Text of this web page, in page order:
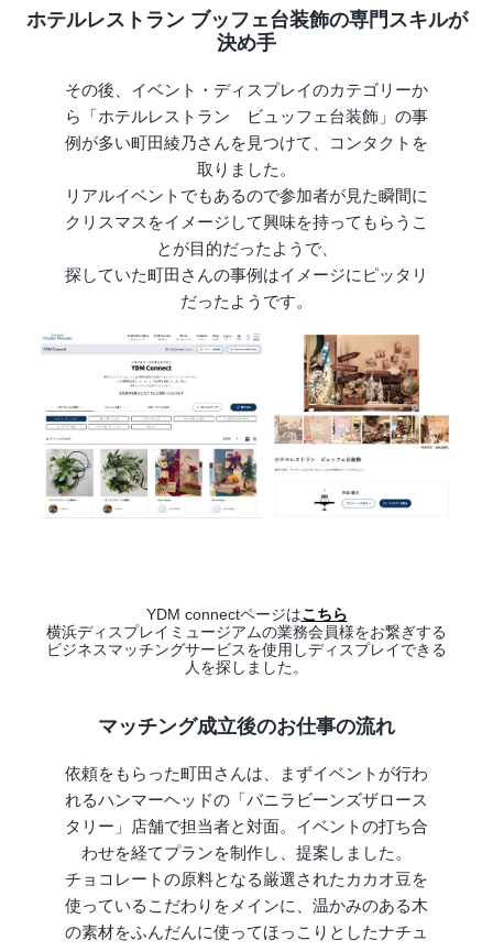
ホテルレストラン ブッフェ台装飾の専門スキルが
決め手
その後、イベント・ディスプレイのカテゴリーか
ら「ホテルレストラン ビュッフェ台装飾」の事
例が多い町田綾乃さんを見つけて、コンタクトを
取りました。
リアルイベントでもあるので参加者が見た瞬間に
クリスマスをイメージして興味を持ってもらうこ
とが目的だったようで、
探していた町田さんの事例はイメージにピッタリ
だったようです。
YDM connectページはこちら
横浜ディスプレイミュージアムの業務会員様をお繋ぎする
ビジネスマッチングサービスを使用しディスプレイできる
人を探しました。
マッチング成立後のお仕事の流れ
依頼をもらった町田さんは、まずイベントが行わ
れるハンマーヘッドの「バニラビーンズザロース
タリー」店舗で担当者と対面。イベントの打ち合
わせを経てプランを制作し、提案しました。
チョコレートの原料となる厳選されたカカオ豆を
使っているこだわりをメインに、温かみのある木
の素材をふんだんに使ってほっこりとしたナチュ